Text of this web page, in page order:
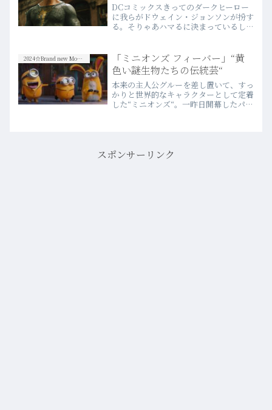
DCコミックスきってのダークヒーロー
に我らがドウェイン・ジョンソンが扮す
る。そりゃあハマるに決まっているし、
折りの「説得力」を示したと言っても過
言ではないだろう。
2024☆Brand new Movies
「ミニオンズ フィーバー」“黄
色い謎生物たちの伝統芸“
本来の主人公グルーを差し置いて、すっ
かりと世界的なキャラクターとして定着
した“ミニオンズ“。一昨日開幕したパリ
ャラクターたちが確固たる“世界的地
位“を得ていることは明らかだろう。
スポンサーリンク